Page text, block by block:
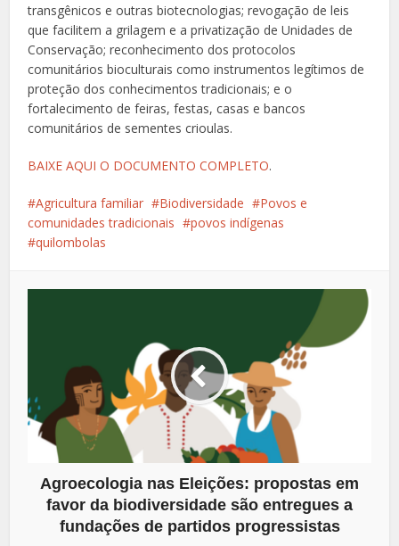
transgênicos e outras biotecnologias; revogação de leis
que facilitem a grilagem e a privatização de Unidades de
Conservação; reconhecimento dos protocolos
comunitários bioculturais como instrumentos legítimos de
proteção dos conhecimentos tradicionais; e o
fortalecimento de feiras, festas, casas e bancos
comunitários de sementes crioulas.
BAIXE AQUI O DOCUMENTO COMPLETO.
Agricultura familiar Biodiversidade
Povos e
comunidades tradicionais
povos indígenas
quilombolas
Agroecologia nas Eleições: propostas em
favor da biodiversidade são entregues a
fundações de partidos progressistas